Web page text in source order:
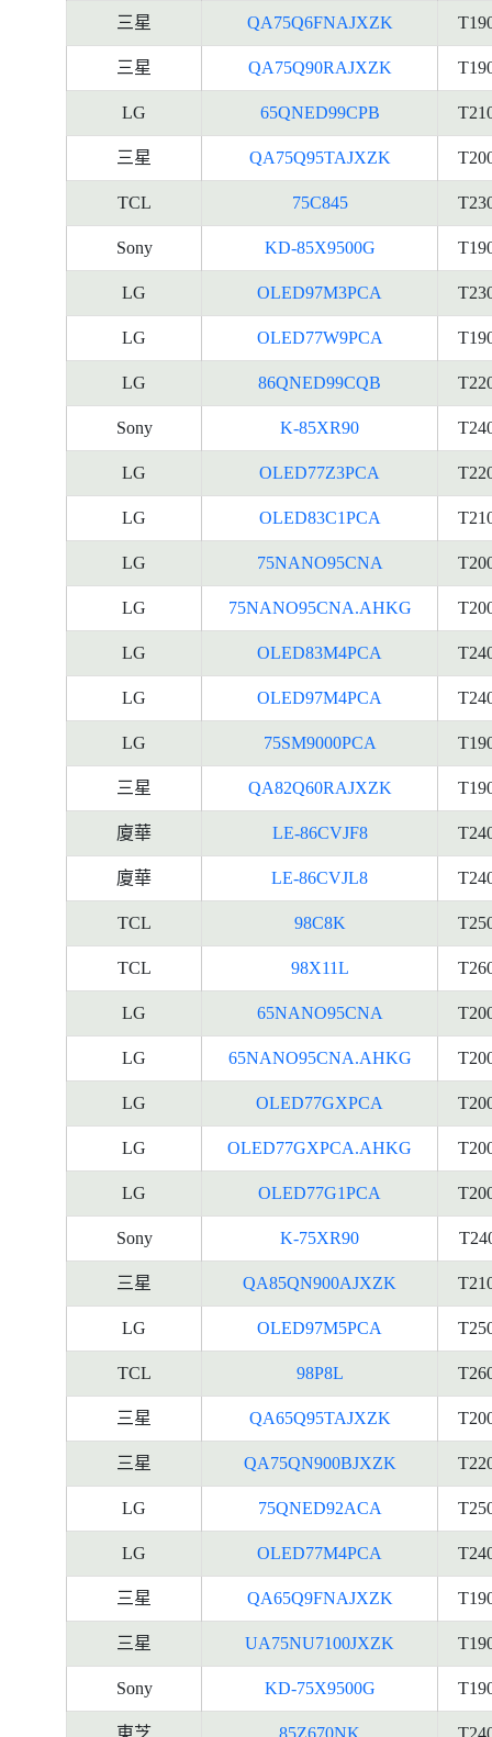
三星 QA75Q6FNAJXZK
三星 QA75Q90RAJXZK
LG 65QNED99CPB
三星 QA75Q95TAJXZK
TCL 75C845
Sony KD-85X9500G
LG OLED97M3PCA
LG OLED77W9PCA
LG 86QNED99CQB
Sony K-85XR90
LG OLED77Z3PCA
LG OLED83C1PCA
LG 75NANO95CNA
LG 75NANO95CNA.AHKG
LG OLED83M4PCA
LG OLED97M4PCA
LG 75SM9000PCA
三星 QA82Q60RAJXZK
廈華 LE-86CVJF8
廈華 LE-86CVJL8
TCL 98C8K
TCL 98X11L
LG 65NANO95CNA
LG 65NANO95CNA.AHKG
LG OLED77GXPCA
LG OLED77GXPCA.AHKG
LG OLED77G1PCA
Sony K-75XR90
三星 QA85QN900AJXZK
LG OLED97M5PCA
TCL 98P8L
三星 QA65Q95TAJXZK
三星 QA75QN900BJXZK
LG 75QNED92ACA
LG OLED77M4PCA
三星 QA65Q9FNAJXZK
三星 UA75NU7100JXZK
Sony KD-75X9500G
東芝 85Z670NK